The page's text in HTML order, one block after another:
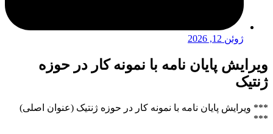
ژوئن 12, 2026
ویرایش پایان نامه با نمونه کار در حوزه
ژنتیک
*** ویرایش پایان نامه با نمونه کار در حوزه ژنتیک (عنوان اصلی)
***